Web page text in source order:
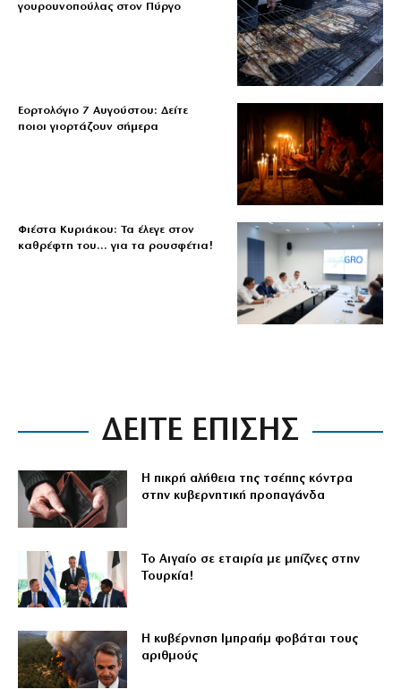
γουρουνοπούλας στον Πύργο
Εορτολόγιο 7 Αυγούστου: Δείτε
ποιοι γιορτάζουν σήμερα
Φιέστα Κυριάκου: Τα έλεγε στον
καθρέφτη του… για τα ρουσφέτια!
ΔΕΙΤΕ ΕΠΙΣΗΣ
Η πικρή αλήθεια της τσέπης κόντρα
στην κυβερνητική προπαγάνδα
Το Αιγαίο σε εταιρία με μπίζνες στην
Τουρκία!
Η κυβέρνηση Ιμπραήμ φοβάται τους
αριθμούς